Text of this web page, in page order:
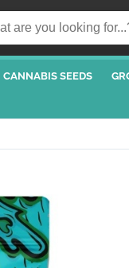
CANNABIS SEEDS